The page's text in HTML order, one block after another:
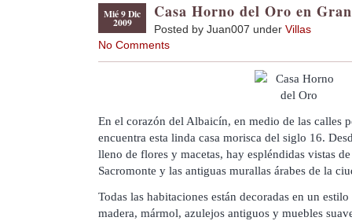
Mié 9 Dic
2009
Casa Horno del Oro en
Posted by Juan007 under Villas
No Comments
En el corazón del Albaicín, en medio de las calles
encuentra esta linda casa morisca del siglo 16.
lleno de flores y macetas, hay espléndidas vistas
Sacromonte y las antiguas murallas árabes de la
Todas las habitaciones están decoradas en un
madera, mármol, azulejos antiguos y muebles